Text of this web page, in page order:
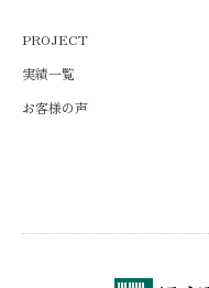
PROJECT
実績一覧
お客様の声